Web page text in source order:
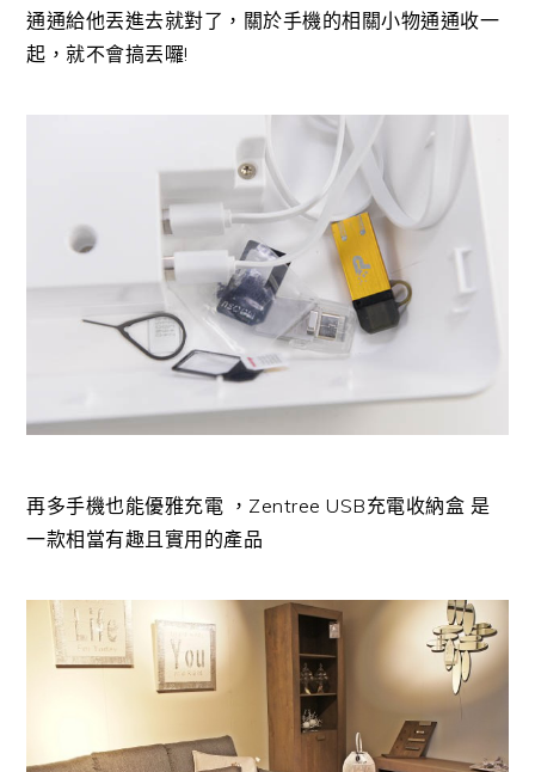
通通給他丟進去就對了，關於手機的相關小物通通收一
起，就不會搞丟囉!
再多手機也能優雅充電 ，Zentree USB充電收納盒 是
一款相當有趣且實用的產品